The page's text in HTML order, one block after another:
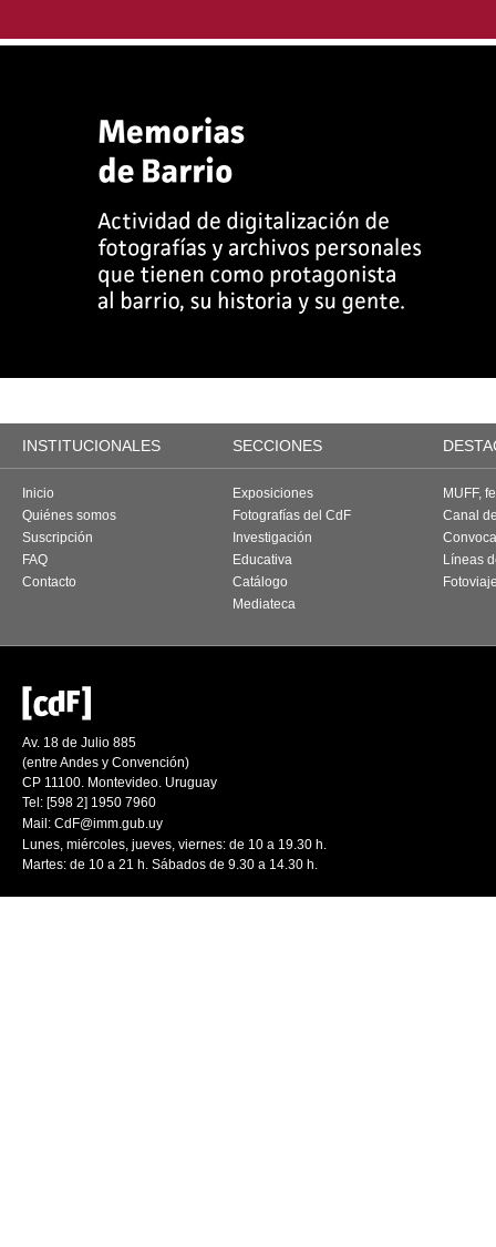
INSTITUCIONALES SECCIONES
Inicio
Quiénes somos
Suscripción
FAQ
Contacto
Exposiciones
Fotografías del CdF
Investigación
Educativa
Catálogo
Mediateca
MUFF,
Canal
Líneas
Av. 18 de Julio 885
(entre Andes y Convención)
CP 11100. Montevideo. Uruguay
Tel: [598 2] 1950 7960
Mail: CdF@imm.gub.uy
Lunes, miércoles, jueves, viernes: de 10 a 19.30 h.
Martes: de 10 a 21 h. Sábados de 9.30 a 14.30 h.